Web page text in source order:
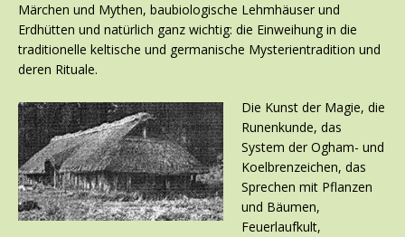
Märchen und Mythen, baubiologische Lehmhäuser und
Erdhütten und natürlich ganz wichtig: die Einweihung in die
traditionelle keltische und germanische Mysterientradition und
deren Rituale.
Die Kunst der Magie, die
Runenkunde, das
System der Ogham- und
Koelbrenzeichen, das
Sprechen mit Pflanzen
und Bäumen,
Feuerlaufkult,